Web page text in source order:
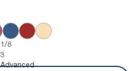
1/8
3
Advanced